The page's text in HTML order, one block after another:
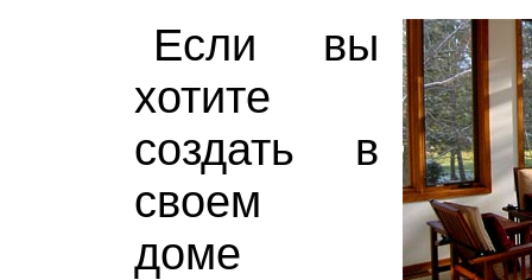
Если вы
хотите
создать в
своем
доме